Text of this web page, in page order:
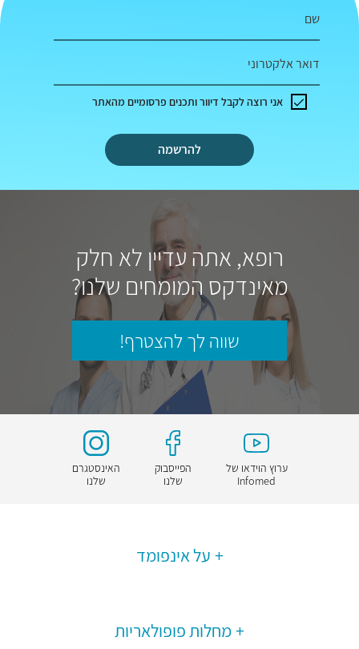
שם
דואר אלקטרוני
להרשמה
אני רוצה לקבל דיוור ותכנים פרסומיים מהאתר
רופא, אתה עדיין לא חלק
מאינדקס המומחים שלנו?
שווה לך להצטרף!
ערוץ הוידאו של
Infomed
הפייסבוק
שלנו
האינסטגרם
שלנו
על אינפומד
מחלות פופולאריות